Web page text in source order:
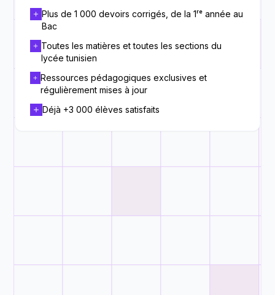
Plus de 1 000 devoirs corrigés, de la 1ʳᵉ année au
Bac
Toutes les matières et toutes les sections du
lycée tunisien
Ressources pédagogiques exclusives et
régulièrement mises à jour
Déjà +3 000 élèves satisfaits